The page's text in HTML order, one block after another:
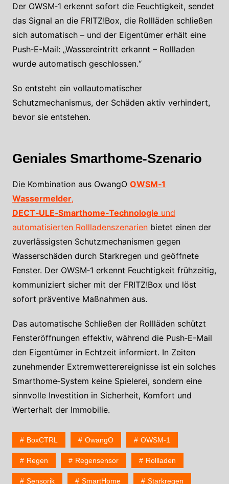
Der OWSM‑1 erkennt sofort die Feuchtigkeit, sendet
das Signal an die FRITZ!Box, die Rollläden schließen
sich automatisch – und der Eigentümer erhält eine
Push‑E-Mail: „Wassereintritt erkannt – Rollladen
wurde automatisch geschlossen.“
So entsteht ein vollautomatischer
Schutzmechanismus, der Schäden aktiv verhindert,
bevor sie entstehen.
Geniales Smarthome-Szenario
Die Kombination aus OwangO OWSM‑1
Wassermelder,
DECT‑ULE‑Smarthome‑Technologie und
automatisierten Rollladenszenarienbietet einen der
zuverlässigsten Schutzmechanismen gegen
Wasserschäden durch Starkregen und geöffnete
Fenster. Der OWSM‑1 erkennt Feuchtigkeit frühzeitig,
kommuniziert sicher mit der FRITZ!Box und löst
sofort präventive Maßnahmen aus.
Das automatische Schließen der Rollläden schützt
Fensteröffnungen effektiv, während die Push‑E-Mail
den Eigentümer in Echtzeit informiert. In Zeiten
zunehmender Extremwetterereignisse ist ein solches
Smarthome‑System keine Spielerei, sondern eine
sinnvolle Investition in Sicherheit, Komfort und
Werterhalt der Immobilie.
BoxCTRL OwangO OWSM-1
Regen Regensensor Rollladen
Sensorik SmartHome Starkregen